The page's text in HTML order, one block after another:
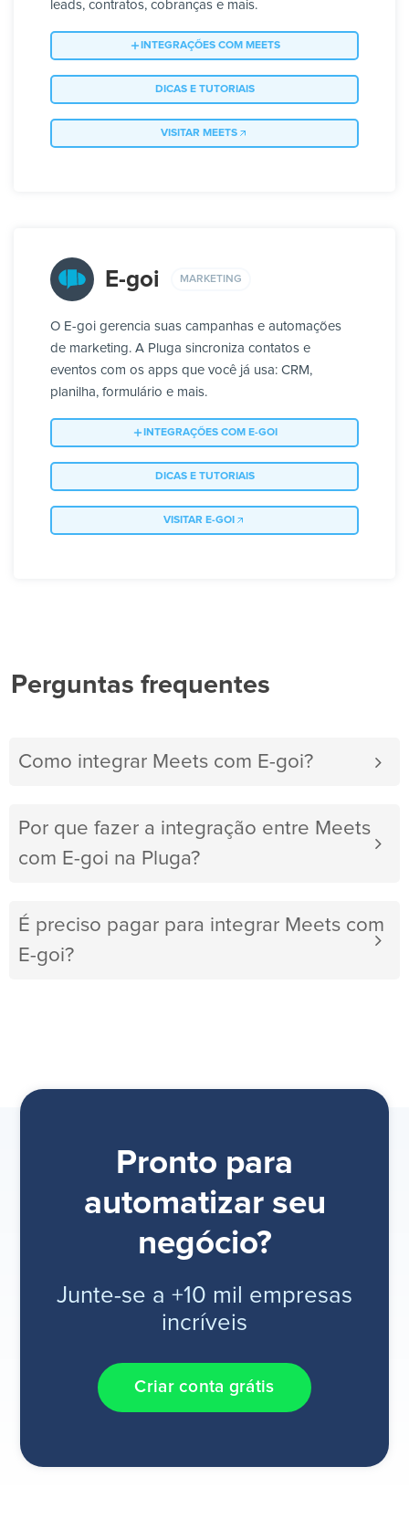
leads, contratos, cobranças e mais.
INTEGRAÇÕES COM MEETS
DICAS E TUTORIAIS
VISITAR MEETS
E-goi MARKETING
O E-goi gerencia suas campanhas e automações
de marketing. A Pluga sincroniza contatos e
eventos com os apps que você já usa: CRM,
planilha, formulário e mais.
INTEGRAÇÕES COM E-GOI
DICAS E TUTORIAIS
VISITAR E-GOI
Perguntas frequentes
Como integrar Meets com E-goi?
Por que fazer a integração entre Meets
com E-goi na Pluga?
É preciso pagar para integrar Meets com
E-goi?
Pronto para
automatizar seu
negócio?
Junte-se a +10 mil empresas
incríveis
Criar conta grátis